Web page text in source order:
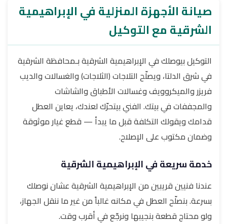
صيانة الأجهزة المنزلية في الإبراهيمية
الشرقية مع التوكيل
التوكيل بيوصلك في الإبراهيمية الشرقية بـمحافظة الشرقية
في شرق الدلتا، ويصلّح التلاجات (الثلاجات) والغسالات والديب
فريزر والميكروويف وغسالات الأطباق والشاشات
والمجففات في بيتك. الفني بيتحرّك لعندك، يعاين العطل
قدامك ويقولك التكلفة قبل ما يبدأ — قطع غيار موثوقة
وضمان مكتوب على الإصلاح.
خدمة سريعة في الإبراهيمية الشرقية
عندنا فنيين قريبين من الإبراهيمية الشرقية عشان نوصلك
بسرعة. بنصلّح العطل في مكانه غالباً من غير ما ننقل الجهاز،
ولو محتاج قطعة بنجيبها ونرجّع في أقرب وقت.